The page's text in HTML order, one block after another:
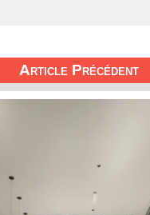
Article Précédent